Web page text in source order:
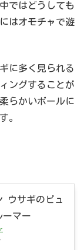
ではどうしても
はオモチャで遊
に多く見られる
ングすることが
らかいボールに
。
ウサギのビュ
ーマー